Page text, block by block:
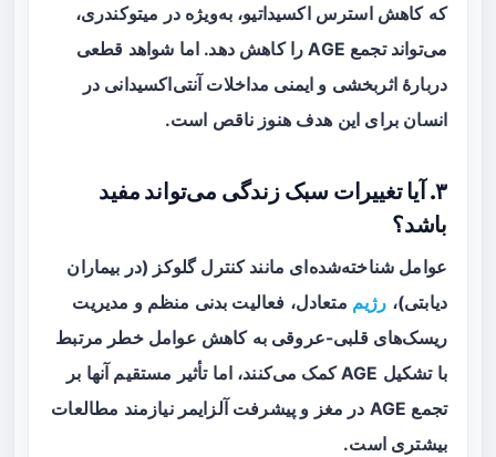
که کاهش استرس اکسیداتیو، به‌ویژه در میتوکندری،
می‌تواند تجمع AGE را کاهش دهد. اما شواهد قطعی
دربارهٔ اثربخشی و ایمنی مداخلات آنتی‌اکسیدانی در
انسان برای این هدف هنوز ناقص است.
۳. آیا تغییرات سبک زندگی می‌تواند مفید
باشد؟
عوامل شناخته‌شده‌ای مانند کنترل گلوکز (در بیماران
دیابتی)، رژیم متعادل، فعالیت بدنی منظم و مدیریت
ریسک‌های قلبی-عروقی به کاهش عوامل خطر مرتبط
با تشکیل AGE کمک می‌کنند، اما تأثیر مستقیم آنها بر
تجمع AGE در مغز و پیشرفت آلزایمر نیازمند مطالعات
بیشتری است.